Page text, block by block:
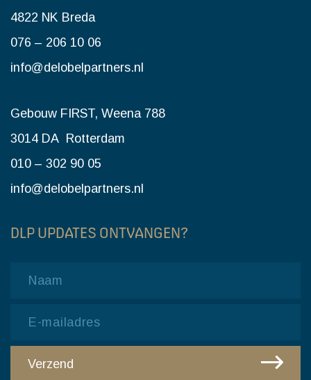
4822 NK Breda
076 – 206 10 06
info@delobelpartners.nl
Gebouw FIRST, Weena 788
3014 DA Rotterdam
010 – 302 90 05
info@delobelpartners.nl
DLP UPDATES ONTVANGEN?
Verzend